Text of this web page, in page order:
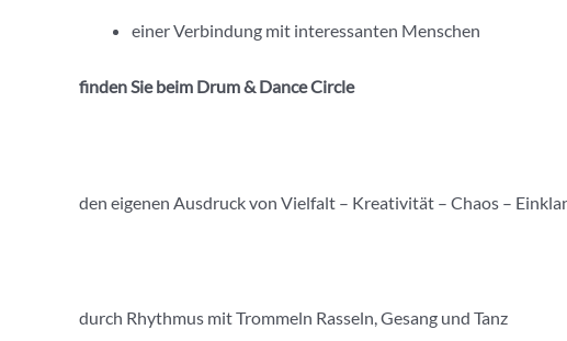
einer Verbindung mit interessanten Menschen
finden Sie beim Drum & Dance Circle
den eigenen Ausdruck von Vielfalt – Kreativität – Chaos –
durch Rhythmus mit Trommeln Rasseln, Gesang und Tanz